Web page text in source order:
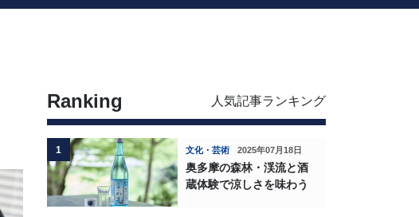
Ranking 人気記事ランキング
1 文化・芸術 2025年07月18日
奥多摩の森林・渓流と酒
蔵体験で涼しさを味わう